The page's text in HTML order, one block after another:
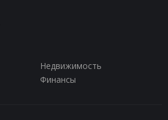
Недвижимость
Финансы